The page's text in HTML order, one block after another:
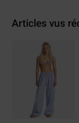
Articles vus